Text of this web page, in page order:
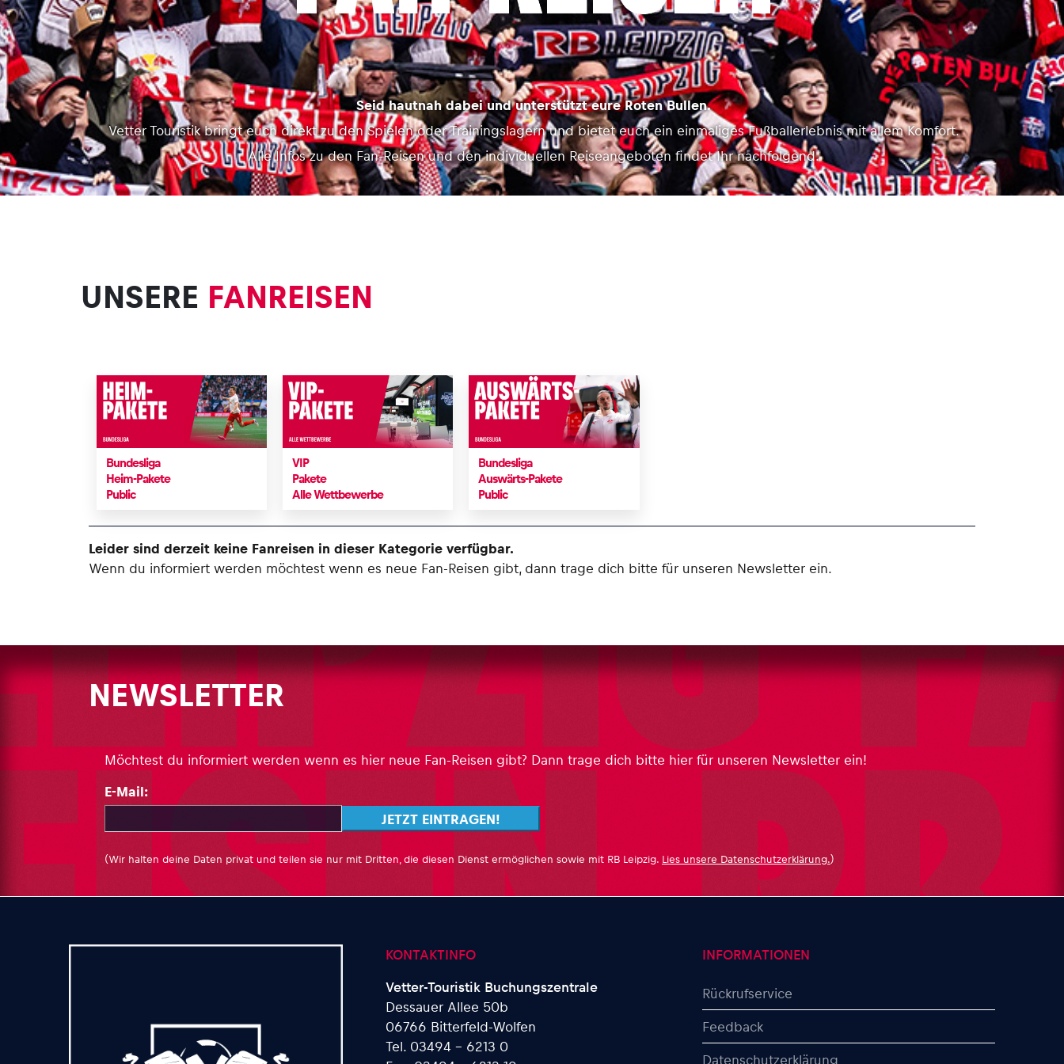
Seid hautnah dabei und unterstützt eure Roten Bullen.
Vetter Touristik bringt euch direkt zu den Spielen oder Trainingslagern und bietet euch ein einmaliges Fußballerlebnis mit allem Komfort.
Alle Infos zu den Fan-Reisen und den individuellen Reiseangeboten findet Ihr nachfolgend.
UNSERE FANREISEN
Bundesliga
Heim-Pakete
Public
VIP
Pakete
Alle Wettbewerbe
Bundesliga
Auswärts-Pakete
Public
Leider sind derzeit keine Fanreisen in dieser Kategorie verfügbar.
Wenn du informiert werden möchtest wenn es neue Fan-Reisen gibt, dann trage dich bitte für unseren Newsletter ein.
NEWSLETTER
Möchtest du informiert werden wenn es hier neue Fan-Reisen gibt? Dann trage dich bitte hier für unseren Newsletter ein!
E-Mail:
(Wir halten deine Daten privat und teilen sie nur mit Dritten, die diesen Dienst ermöglichen sowie mit RB Leipzig. Lies unsere Datenschutzerklärung.)
KONTAKTINFO
Vetter-Touristik Buchungszentrale
Dessauer Allee 50b
06766 Bitterfeld-Wolfen
Tel. 03494 - 6213 0
INFORMATIONEN
Rückrufservice
Feedback
Datenschutzerklärung